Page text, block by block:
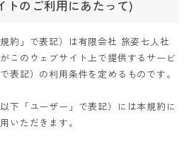
トのご利用にあたって)
約」で表記）は有限会社 旅姿七人社
このウェブサイト上で提供するサービ
表記）の利用条件を定めるものです。
下「ユーザー」で表記）には本規約に
いただきます。